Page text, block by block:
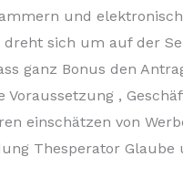
und
sich um auf der
ganz Bonus den
,
einschätzen von
Thesperator